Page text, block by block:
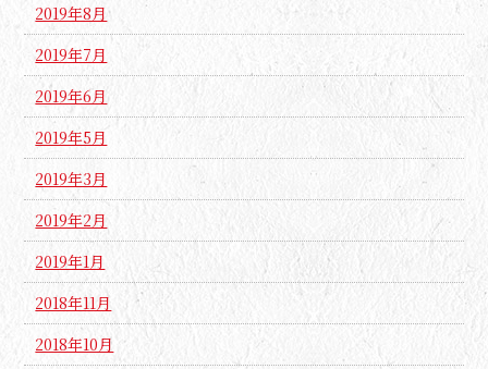
2019年8月
2019年7月
2019年6月
2019年5月
2019年3月
2019年2月
2019年1月
2018年11月
2018年10月